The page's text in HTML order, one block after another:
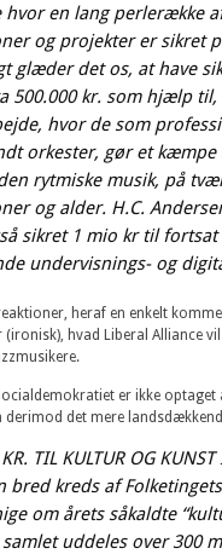
hvor en lang perlerække
og projekter er sikret
glæder det os, at have
500.000 kr. som hjælp
hvor de som
orkester, gør et
rytmiske musik, på
og alder. H.C.
sikret 1 mio kr til fortsat
undervisnings- og
heraf en enkelt
hvad Liberal Alliance
er ikke optaget
derimod det mere
TIL KULTUR OG KUNST
bred kreds af
om årets såkaldte
uddeles over 300